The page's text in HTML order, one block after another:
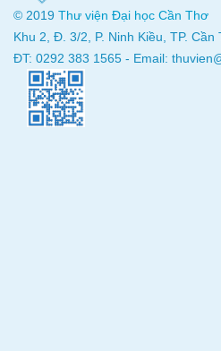
© 2019 Thư viện Đại học Cần Thơ
Khu 2, Đ. 3/2, P. Ninh Kiều, TP. Cần
ĐT: 0292 383 1565 - Email: